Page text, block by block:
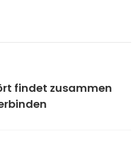
findet zusammen